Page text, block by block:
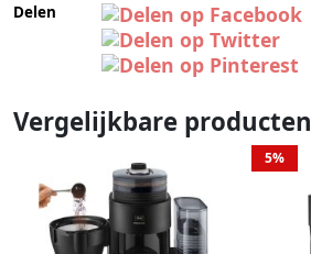
Delen
Vergelijkbare producten
5%